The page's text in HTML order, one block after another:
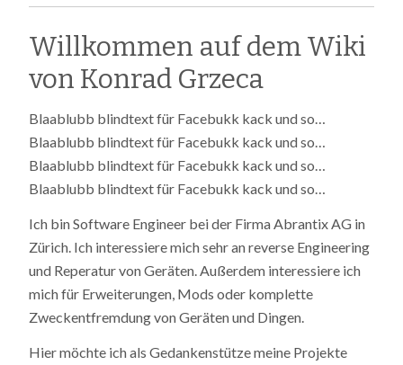
Willkommen auf dem Wiki
von Konrad Grzeca
Blaablubb blindtext für Facebukk kack und so…
Blaablubb blindtext für Facebukk kack und so…
Blaablubb blindtext für Facebukk kack und so…
Blaablubb blindtext für Facebukk kack und so…
Ich bin Software Engineer bei der Firma Abrantix AG in
Zürich. Ich interessiere mich sehr an reverse Engineering
und Reperatur von Geräten. Außerdem interessiere ich
mich für Erweiterungen, Mods oder komplette
Zweckentfremdung von Geräten und Dingen.
Hier möchte ich als Gedankenstütze meine Projekte